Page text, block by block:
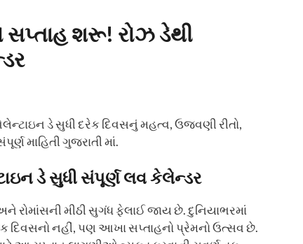
સપ્તાહ શરૂ! રોઝ ડેથી
ડે સુધી દરેક દિવસનું મહત્વ, ઉજવણી રીતો,
માહિતી ગુજરાતી માં.
ડે સુધી સંપૂર્ણ લવ કેલેન્ડર
મીઠી સુગંધ ફેલાઈ જાય છે. દુનિયાભરમાં
દિવસનો નહીં, પણ આખા સપ્તાહનો પ્રેમનો ઉત્સવ છે.